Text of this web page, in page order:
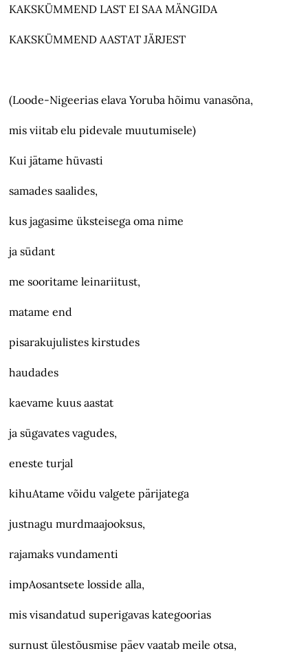
KAKSKÜMMEND LAST EI SAA MÄNGIDA
KAKSKÜMMEND AASTAT JÄRJEST
(Loode-Nigeerias elava Yoruba hõimu vanasõna,
mis viitab elu pidevale muutumisele)
Kui jätame hüvasti
samades saalides,
kus jagasime üksteisega oma nime
ja südant
me sooritame leinariitust,
matame end
pisarakujulistes kirstudes
haudades
kaevame kuus aastat
ja sügavates vagudes,
eneste turjal
kihuAtame võidu valgete pärijatega
justnagu murdmaajooksus,
rajamaks vundamenti
impAosantsete losside alla,
mis visandatud superigavas kategoorias
surnust ülestõusmise päev vaatab meile otsa,